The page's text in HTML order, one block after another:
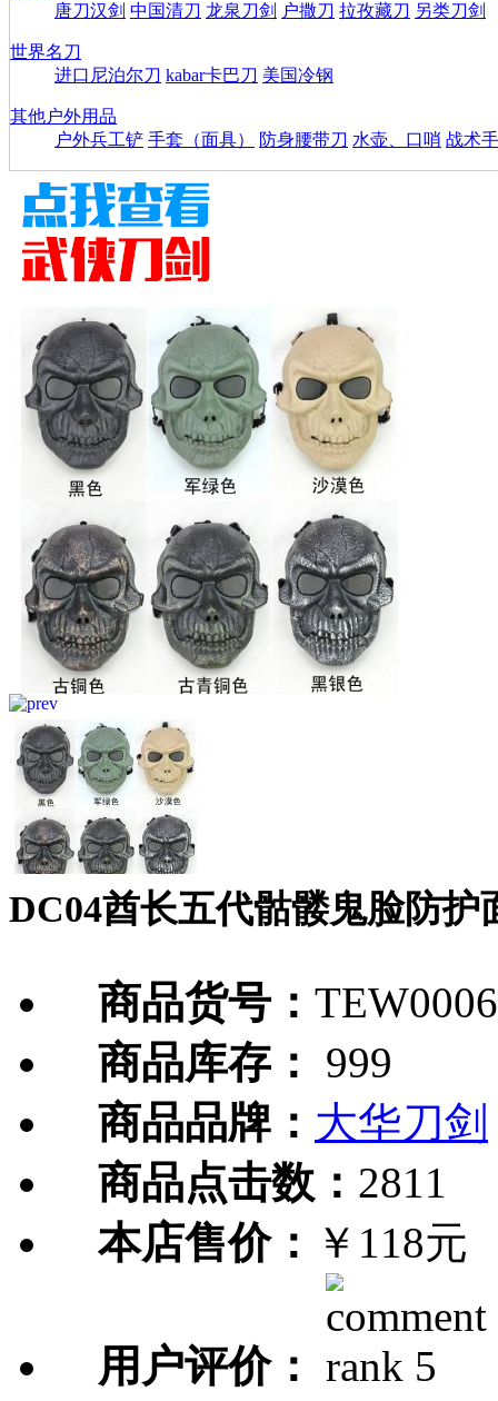
唐刀汉剑 中国清刀 龙泉刀剑 户撒刀 拉孜藏刀 另类刀剑
世界名刀
进口尼泊尔刀 kabar卡巴刀 美国冷钢
其他户外用品
户外兵工铲 手套（面具） 防身腰带刀 水壶、口哨 战术
DC04酋长五代骷髅鬼脸防护
商品货号：
商品库存：
999
商品品牌： 大华刀剑
商品点击数： 2811
本店售价： ￥118元
用户评价：